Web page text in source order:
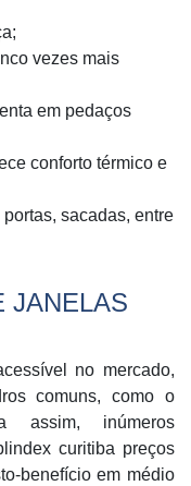
vezes mais
em pedaços
conforto térmico e
sacadas, entre
JANELAS
no mercado,
comuns, como o
assim, inúmeros
curitiba preços
benefício em médio